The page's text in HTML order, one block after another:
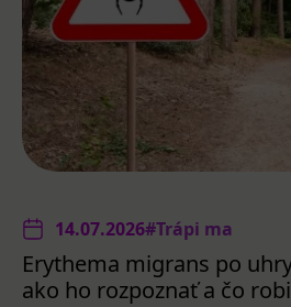
14.07.2026#Trápi ma
Erythema migrans po
ako ho rozpoznať a čo